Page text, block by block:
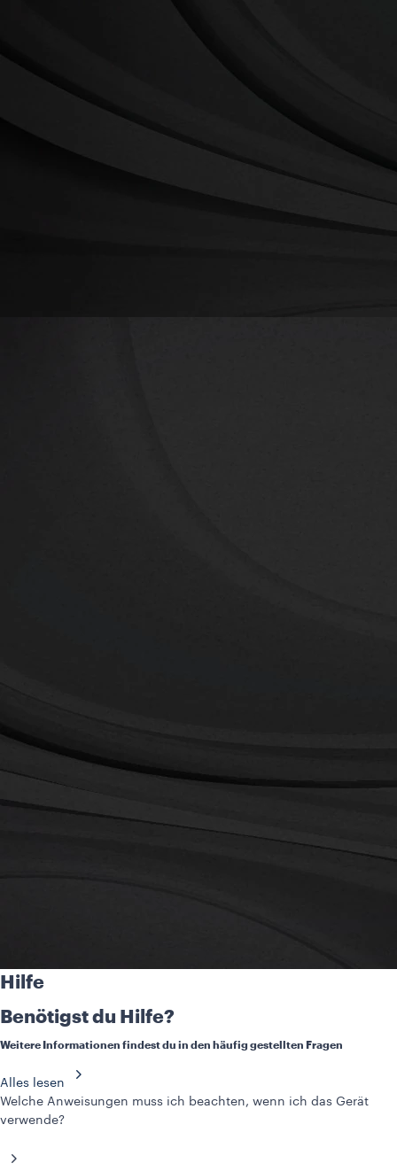
Hilfe
Benötigst du Hilfe?
Weitere Informationen findest du in den häufig gestellten Fragen
Alles lesen
Welche Anweisungen muss ich beachten, wenn ich das Gerät
verwende?